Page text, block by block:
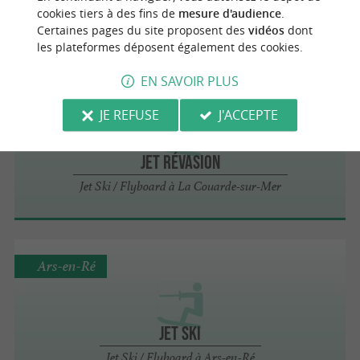
Ski Nautique / Wakeboard à Rivedoux-Plage
Jet Révasion
Jet Ski / Flyboard à La Couarde-sur-Mer
La Couarde-sur-Mer
Jet Ski
Ars-en-Ré
cookies tiers à des fins de mesure d'audience.
Certaines pages du site proposent des vidéosdont
les plateformes déposent également des cookies.
EN SAVOIR PLUS
JE REFUSE
J'ACCEPTE